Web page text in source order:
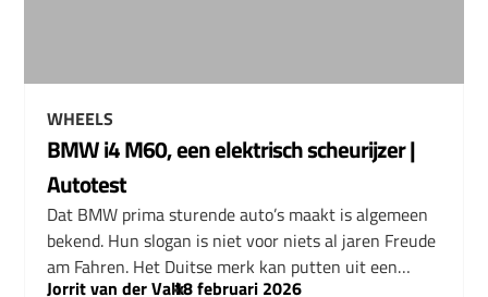
WHEELS
BMW i4 M60, een elektrisch scheurijzer |
Autotest
Dat BMW prima sturende auto’s maakt is algemeen
bekend. Hun slogan is niet voor niets al jaren Freude
am Fahren. Het Duitse merk kan putten uit een…
Jorrit van der Valk
–
18 februari 2026